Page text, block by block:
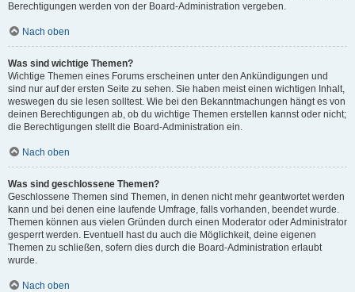
Berechtigungen werden von der Board-Administration vergeben.
Nach oben
Was sind wichtige Themen?
Wichtige Themen eines Forums erscheinen unter den Ankündigungen und
sind nur auf der ersten Seite zu sehen. Sie haben meist einen wichtigen Inhalt,
weswegen du sie lesen solltest. Wie bei den Bekanntmachungen hängt es von
deinen Berechtigungen ab, ob du wichtige Themen erstellen kannst oder nicht;
die Berechtigungen stellt die Board-Administration ein.
Nach oben
Was sind geschlossene Themen?
Geschlossene Themen sind Themen, in denen nicht mehr geantwortet werden
kann und bei denen eine laufende Umfrage, falls vorhanden, beendet wurde.
Themen können aus vielen Gründen durch einen Moderator oder Administrator
gesperrt werden. Eventuell hast du auch die Möglichkeit, deine eigenen
Themen zu schließen, sofern dies durch die Board-Administration erlaubt
wurde.
Nach oben